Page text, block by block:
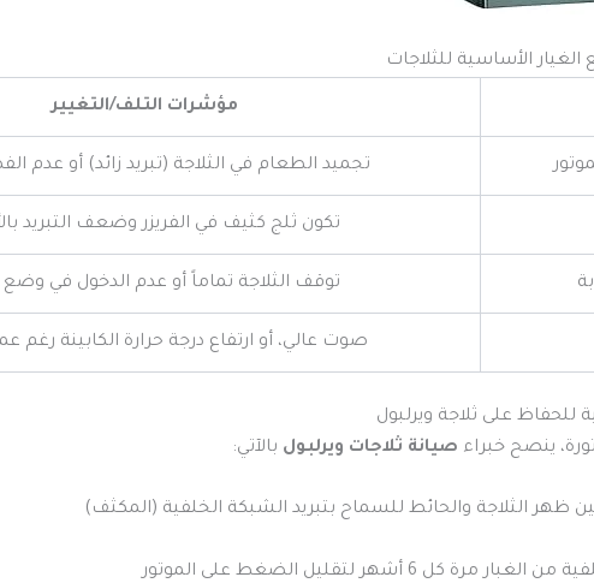
الأساسية للثلاجات
مؤشرات التلف/التغيير
تجميد الطعام في الثلاجة (تبريد زائد) أو عدم
تكون ثلج كثيف في الفريزر وضعف التبريد
توقف الثلاجة تماماً أو عدم الدخول في وضع
صوت عالي، أو ارتفاع درجة حرارة الكابينة رغم
للحفاظ على ثلاجة ويرلبول
ينصح خبراء صيانة ثلاجات ويرلبول بالآتي:
6 أشهر لتقليل الضغط على الموتور